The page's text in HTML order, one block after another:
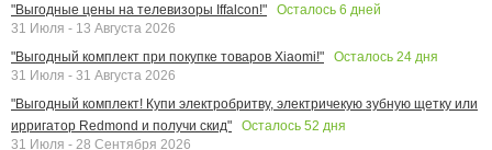
"Выгодные цены на телевизоры Iffalcon!"
Осталось 6 дней
31 Июля - 13 Августа 2026
"Выгодный комплект при покупке товаров Xiaomi!"
Осталось 24 дня
31 Июля - 31 Августа 2026
"Выгодный комплект! Купи электробритву, электричекую зубную щетку или
ирригатор Redmond и получи скид"
Осталось 52 дня
31 Июля - 28 Сентября 2026